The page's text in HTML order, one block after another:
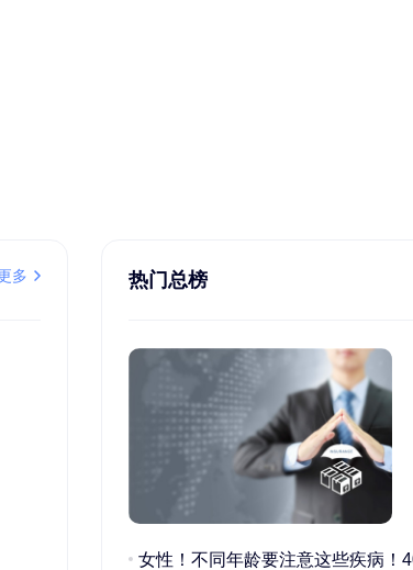
多 热门总榜
女性！不同年龄要注意这些疾病！40岁的这个